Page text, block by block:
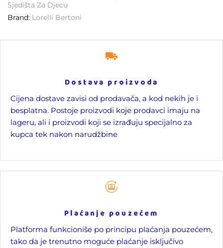
Sjedišta Za Djecu
Brand: Lorelli Bertoni
Dostava proizvoda
Cijena dostave zavisi od prodavača, a kod nekih je i
besplatna. Postoje proizvodi koje prodavci imaju na
lageru, ali i proizvodi koji se izrađuju specijalno za
kupca tek nakon narudžbine
Plaćanje pouzećem
Platforma funkcioniše po principu plaćanja pouzećem,
tako da je trenutno moguće plaćanje isključivo